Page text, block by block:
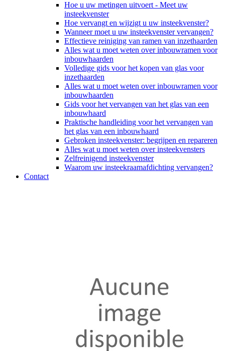
Hoe u uw metingen uitvoert - Meet uw
insteekvenster
Hoe vervangt en wijzigt u uw insteekvenster?
Wanneer moet u uw insteekvenster vervangen?
Effectieve reiniging van ramen van inzethaarden
Alles wat u moet weten over inbouwramen voor
inbouwhaarden
Volledige gids voor het kopen van glas voor
inzethaarden
Alles wat u moet weten over inbouwramen voor
inbouwhaarden
Gids voor het vervangen van het glas van een
inbouwhaard
Praktische handleiding voor het vervangen van
het glas van een inbouwhaard
Gebroken insteekvenster: begrijpen en repareren
Alles wat u moet weten over insteekvensters
Zelfreinigend insteekvenster
Waarom uw insteekraamafdichting vervangen?
Contact